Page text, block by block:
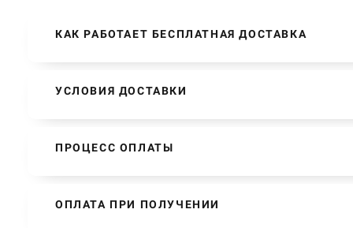
КАК РАБОТАЕТ БЕСПЛАТНАЯ ДОСТАВКА
УСЛОВИЯ ДОСТАВКИ
ПРОЦЕСС ОПЛАТЫ
ОПЛАТА ПРИ ПОЛУЧЕНИИ